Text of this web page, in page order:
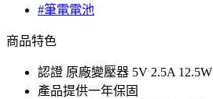
#筆電電池
商品特色
認證 原廠變壓器 5V 2.5A 12.5W
產品提供一年保固